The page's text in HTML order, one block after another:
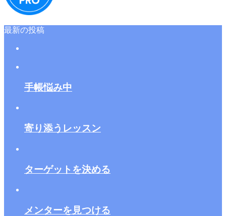
最新の投稿
手帳悩み中
寄り添うレッスン
ターゲットを決める
メンターを見つける